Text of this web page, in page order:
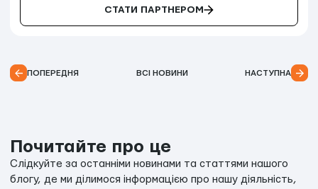
СТАТИ ПАРТНЕРОМ
ПОПЕРЕДНЯ ВСІ НОВИНИ НАСТУПНА
Почитайте про це
Слідкуйте за останніми новинами та статтями нашого
блогу, де ми ділимося інформацією про нашу діяльність,